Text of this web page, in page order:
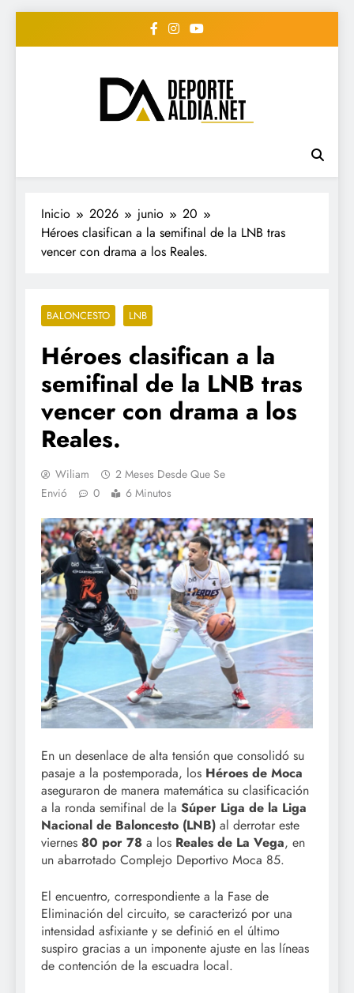
• DEPORTE AL DIA •
"Periodico Deportivo
Digital"
#deportealdiard #deportealdiaperiodico
Inicio 2026 junio
20
Héroes clasifican a la semifinal de la LNB tras
vencer con drama a los Reales.
BALONCESTO LNB
Héroes clasifican a la
semifinal de la LNB tras
vencer con drama a los
Reales.
Wiliam
2 Meses Desde Que Se
Envió
0 6 Minutos
En un desenlace de alta tensión que consolidó su
pasaje a la postemporada, los Héroes de Moca
aseguraron de manera matemática su clasificación
a la ronda semifinal de la Súper Liga de la Liga
Nacional de Baloncesto (LNB) al derrotar este
viernes 80 por 78 a los Reales de La Vega, en
un abarrotado Complejo Deportivo Moca 85.
El encuentro, correspondiente a la Fase de
Eliminación del circuito, se caracterizó por una
intensidad asfixiante y se definió en el último
suspiro gracias a un imponente ajuste en las líneas
de contención de la escuadra local.